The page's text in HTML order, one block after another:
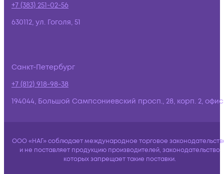
+7 (383) 251-02-56
630112, ул. Гоголя, 51
Санкт-Петербург
+7 (812) 918-98-38
194044, Большой Сампсониевский просп., 28, корп. 2,
ООО «НАГ» соблюдает международное торговое
и не поставляет продукцию производителей, законодательство
которых запрещает такие поставки.